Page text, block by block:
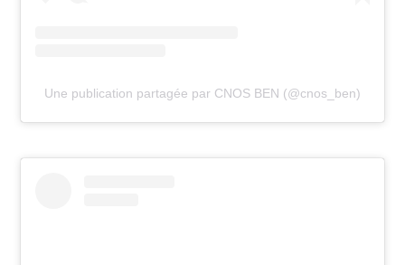
Une publication partagée par CNOS BEN (@cnos_ben)